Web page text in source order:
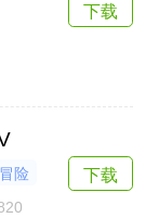
下载
冒险
下载